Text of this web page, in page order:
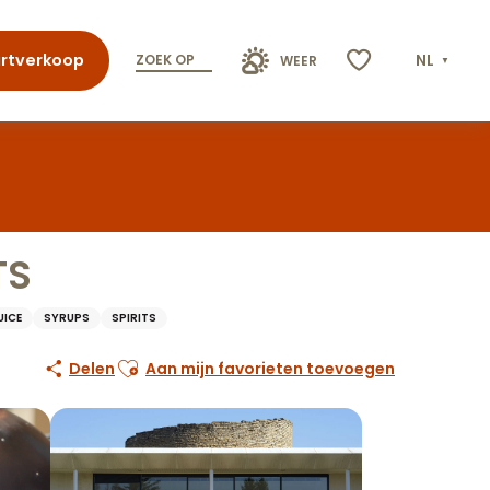
ZOEK OP WEER NL
SYRUPS SPIRITS
Delen Ajouter aux favoris
Aan mijn favorieten toevoegen